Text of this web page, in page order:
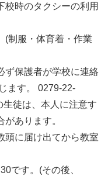
時のタクシーの利用
制服・体育着・作業
保護者が学校に連絡
ます。 0279-22-
徒は、本人に注意す
あります。
に届け出てから教室
です。(その後、